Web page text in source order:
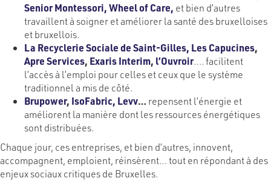
Senior Montessori,Wheel of Care, et bien d’autres
travaillent à soigner et améliorer la santé des bruxelloises
et bruxellois.
La Recyclerie Sociale de Saint-Gilles, Les Capucines,
Apre Services, Exaris Interim, l’Ouvroir…. facilitent
l’accès à l’emploi pour celles et ceux que le système
traditionnel a mis de côté.
Brupower, IsoFabric, Levv… repensent l’énergie et
améliorent la manière dont les ressources énergétiques
sont distribuées.
Chaque jour, ces entreprises, et bien d’autres, innovent,
accompagnent, emploient, réinsèrent… tout en répondant à des
enjeux sociaux critiques de Bruxelles.